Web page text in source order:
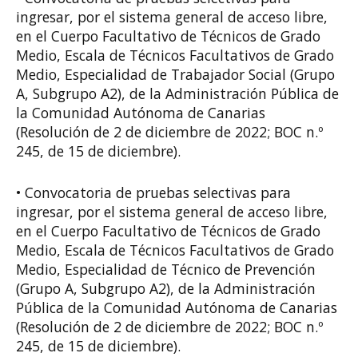
ingresar, por el sistema general de acceso libre,
en el Cuerpo Facultativo de Técnicos de Grado
Medio, Escala de Técnicos Facultativos de Grado
Medio, Especialidad de Trabajador Social (Grupo
A, Subgrupo A2), de la Administración Pública de
la Comunidad Autónoma de Canarias
(Resolución de 2 de diciembre de 2022; BOC n.º
245, de 15 de diciembre).
• Convocatoria de pruebas selectivas para
ingresar, por el sistema general de acceso libre,
en el Cuerpo Facultativo de Técnicos de Grado
Medio, Escala de Técnicos Facultativos de Grado
Medio, Especialidad de Técnico de Prevención
(Grupo A, Subgrupo A2), de la Administración
Pública de la Comunidad Autónoma de Canarias
(Resolución de 2 de diciembre de 2022; BOC n.º
245, de 15 de diciembre).